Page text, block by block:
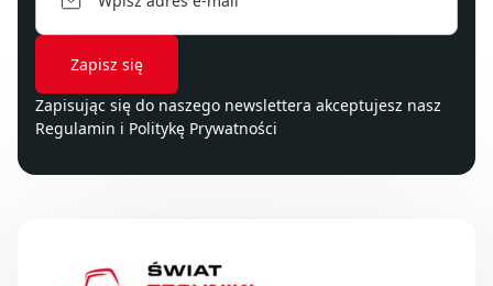
Zapisując się do naszego newslettera akceptujesz nasz
Regulamin i Politykę Prywatności